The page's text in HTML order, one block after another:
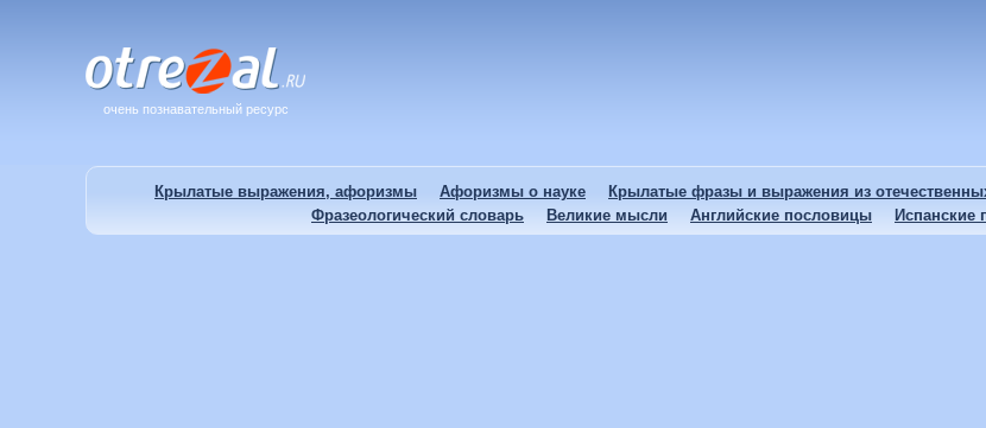
очень познавательный ресурс
Крылатые выражения, афоризмы Афоризмы о науке Крылатые фразы и выражения из
Фразеологический словарь
Великие мысли Английские пословицы Испанские